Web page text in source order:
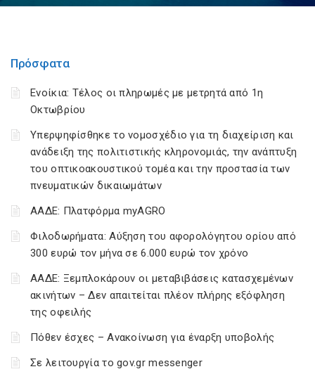
Πρόσφατα
Ενοίκια: Τέλος οι πληρωμές με μετρητά από 1η
Οκτωβρίου
Υπερψηφίσθηκε το νομοσχέδιο για τη διαχείριση και
ανάδειξη της πολιτιστικής κληρονομιάς, την ανάπτυξη
του οπτικοακουστικού τομέα και την προστασία των
πνευματικών δικαιωμάτων
ΑΑΔΕ: Πλατφόρμα myAGRO
Φιλοδωρήματα: Αύξηση του αφορολόγητου ορίου από
300 ευρώ τον μήνα σε 6.000 ευρώ τον χρόνο
ΑΑΔΕ: Ξεμπλοκάρουν οι μεταβιβάσεις κατασχεμένων
ακινήτων – Δεν απαιτείται πλέον πλήρης εξόφληση
της οφειλής
Πόθεν έσχες – Ανακοίνωση για έναρξη υποβολής
Σε λειτουργία το gov.gr messenger